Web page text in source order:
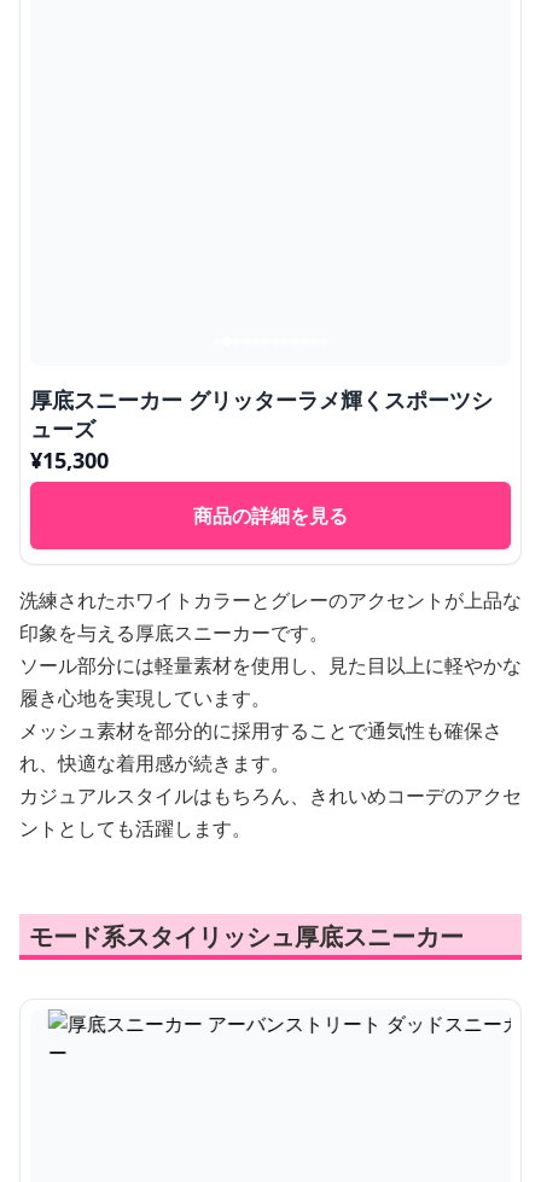
厚底スニーカー グリッターラメ輝くスポーツシ
ューズ
¥15,300
商品の詳細を見る
洗練されたホワイトカラーとグレーのアクセントが上品な
印象を与える厚底スニーカーです。
ソール部分には軽量素材を使用し、見た目以上に軽やかな
履き心地を実現しています。
メッシュ素材を部分的に採用することで通気性も確保さ
れ、快適な着用感が続きます。
カジュアルスタイルはもちろん、きれいめコーデのアクセ
ントとしても活躍します。
モード系スタイリッシュ厚底スニーカー